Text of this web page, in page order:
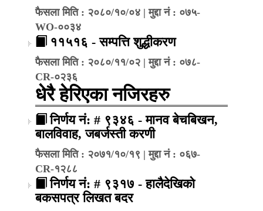
फैसला मिति : २०८०/१०/०४ | मुद्दा नं : ०७५-
WO-००३४
११५१६ - सम्पत्ति शुद्धीकरण
फैसला मिति : २०८०/११/०२ | मुद्दा नं : ०७८-
CR-०२३६
धेरै हेरिएका नजिरहरु
निर्णय नं: # ९३४६ - मानव बेचबिखन,
बालविवाह, जबर्जस्ती करणी
फैसला मिति : २०७१/१०/१९ | मुद्दा नं : ०६७-
CR-१२८८
निर्णय नं: # ९३१७ - हालैदेखिको
बकसपत्र लिखत बदर